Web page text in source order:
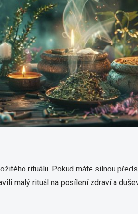
rituálu. Pokud máte silnou
malý rituál na posílení zdraví a